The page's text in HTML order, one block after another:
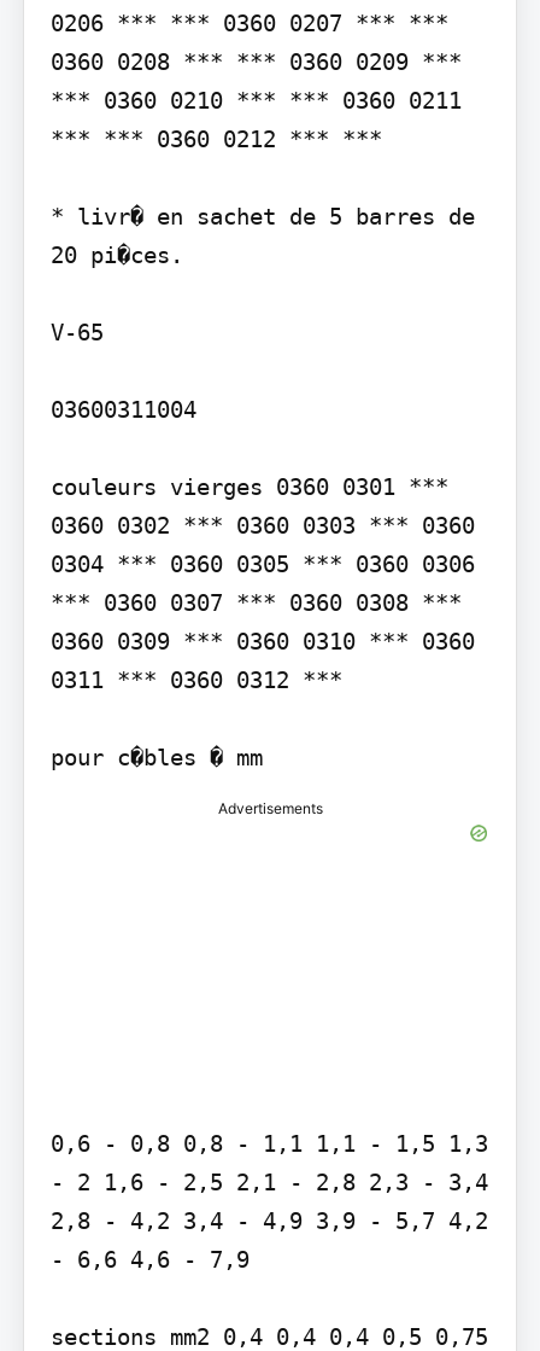
0206 *** *** 0360 0207 *** ***
0360 0208 *** *** 0360 0209 ***
*** 0360 0210 *** *** 0360 0211
*** *** 0360 0212 *** ***
* livr� en sachet de 5 barres de
20 pi�ces.
V-65
03600311004
couleurs vierges 0360 0301 ***
0360 0302 *** 0360 0303 *** 0360
0304 *** 0360 0305 *** 0360 0306
*** 0360 0307 *** 0360 0308 ***
0360 0309 *** 0360 0310 *** 0360
0311 *** 0360 0312 ***
pour c�bles � mm
Advertisements
0,6 - 0,8 0,8 - 1,1 1,1 - 1,5 1,3
- 2 1,6 - 2,5 2,1 - 2,8 2,3 - 3,4
2,8 - 4,2 3,4 - 4,9 3,9 - 5,7 4,2
- 6,6 4,6 - 7,9
sections mm2 0,4 0,4 0,4 0,5 0,75